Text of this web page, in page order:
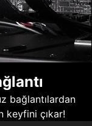
bağlantılardan
keyfini çıkar!